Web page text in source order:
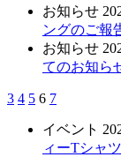
お知らせ
ングのご報
お知らせ
てのお知ら
3 4 5 6 7
イベント
ィーTシャ